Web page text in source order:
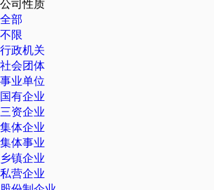
公司性质
全部
不限
行政机关
社会团体
事业单位
国有企业
三资企业
集体企业
集体事业
乡镇企业
私营企业